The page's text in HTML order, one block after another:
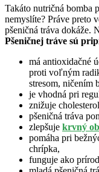
Takáto nutričná bomba
nemyslíte? Práve preto
pšeničná tráva dokáže.
Pšeničnej tráve sú
má antioxidačné
proti voľným
stresom, ničením
je vhodná pri
znižuje
pšeničná tráva
zlepšuje krvný
pomáha pri
chrípka,
funguje ako